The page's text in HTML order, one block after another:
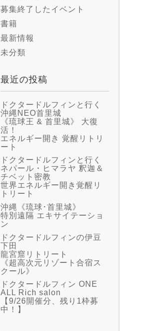
募集終了したイベント
書籍
最新情報
未分類
最近の投稿
ドクタードルフィンと行く
沖縄NEO首里城
《琉球王 & 首里城》 大復
活！
エネルギー開き 覚醒リトリ
ート
ドクタードルフィンと行く
ネパール・ヒマラヤ 釈迦＆
チベット密教
世界エネルギー開き覚醒リ
トリート
沖縄《琉球･首里城》
特別遠隔 エキサイテーショ
ン
ドクタードルフィンの伊豆
下田
龍宮窟リトリート
《超高次元リゾート合宿ス
クール》
ドクタードルフィン ONE
ALL Rich salon
【9/26開催分、残り1枠募
中！】